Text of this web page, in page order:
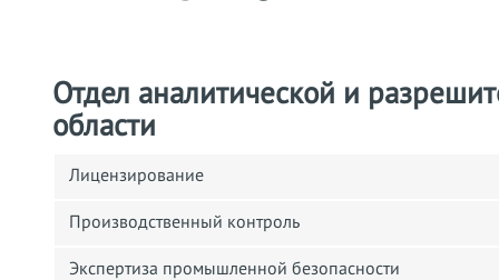
Отдел аналитической и
области
Лицензирование
Производственный контроль
Экспертиза промышленной безопасности